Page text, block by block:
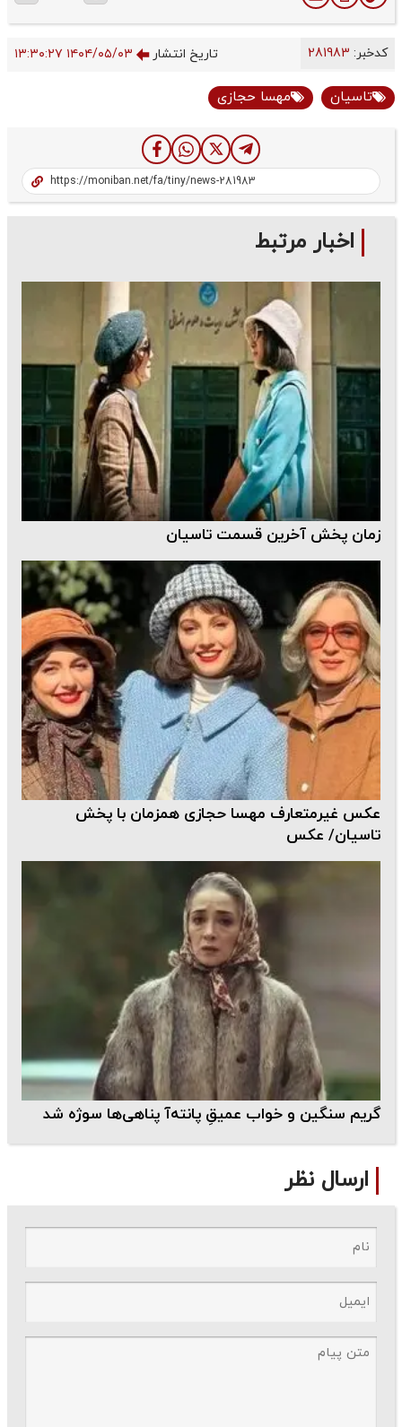
کدخبر: تاریخ انتشار ۱۴۰۴/۰۵/۰۳ ۱۳:۳۰:۲۷
تاسیان مهسا حجازی
اخبار مرتبط
زمان پخش آخرین قسمت تاسیان
عکس غیرمتعارف مهسا حجازی همزمان با پخش
تاسیان/ عکس
گریم سنگین و خواب عمیقِ پانته‌آ پناهی‌ها سوژه شد
ارسال نظر